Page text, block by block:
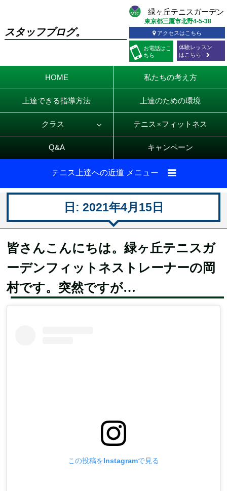
スタッフブログ。
お電話はこ
ちら
東京都三鷹市北野4-5-38
アクセスはこちら
体験レッスン
はこちら
HOME 私たちの考え方
上達できる指導方法 上達のための環境
クラス テニス × フィットネス
Q&A キャンペーン
テニス上達への近道 メニュー
日: 2021年4月15日
皆さんこんにちは。緑ヶ丘テニスガ
ーデンフィットネストレーナーの岡
村です。突然ですが…
この投稿をInstagramで見る